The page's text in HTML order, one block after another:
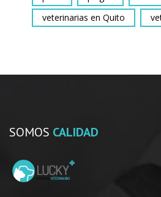
veterinarias en Quito
SOMOS CALIDAD